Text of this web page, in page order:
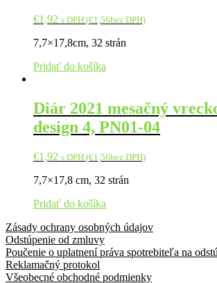
€1,92 s DPH (€1,56bez DPH)
7,7×17,8cm, 32 strán
Pridať do košíka
Diár 2021 mesačný
design 4, PN01-04
€1,92 s DPH (€1,56bez DPH)
7,7×17,8 cm, 32 strán
Pridať do košíka
Zásady ochrany osobných údajov
Odstúpenie od zmluvy
Poučenie o uplatnení práva spotrebiteľa na
Reklamačný protokol
Všeobecné obchodné podmienky